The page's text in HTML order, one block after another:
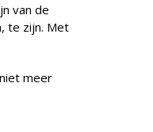
van de
te zijn. Met
meer